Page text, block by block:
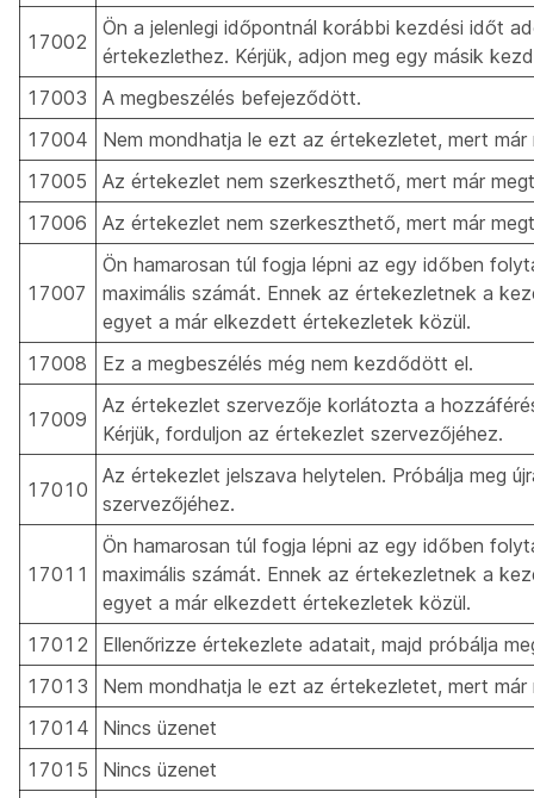
17002
Ön a jelenlegi időpontnál korábbi kezdési időt
értekezlethez. Kérjük, adjon meg egy másik
17003
A megbeszélés befejeződött.
17004
Nem mondhatja le ezt az értekezletet, mert
17005
Az értekezlet nem szerkeszthető, mert már
17006
Az értekezlet nem szerkeszthető, mert már
17007
Ön hamarosan túl fogja lépni az egy időben
maximális számát. Ennek az értekezletnek a
egyet a már elkezdett értekezletek közül.
17008
Ez a megbeszélés még nem kezdődött el.
17009
Az értekezlet szervezője korlátozta a
Kérjük, forduljon az értekezlet szervezőjéhez.
17010
Az értekezlet jelszava helytelen. Próbálja meg
szervezőjéhez.
17011
Ön hamarosan túl fogja lépni az egy időben
maximális számát. Ennek az értekezletnek a
egyet a már elkezdett értekezletek közül.
17012
Ellenőrizze értekezlete adatait, majd próbálja
17013
Nem mondhatja le ezt az értekezletet, mert
17014
Nincs üzenet
17015
Nincs üzenet